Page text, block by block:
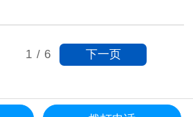
1 / 6 下一页